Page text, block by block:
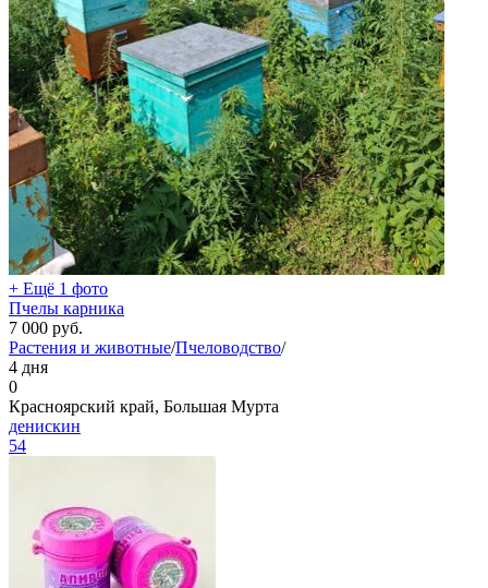
+ Ещё 1 фото
Пчелы карника
7 000 руб.
Растения и животные/Пчеловодство/
4 дня
0
Красноярский край, Большая Мурта
денискин
54